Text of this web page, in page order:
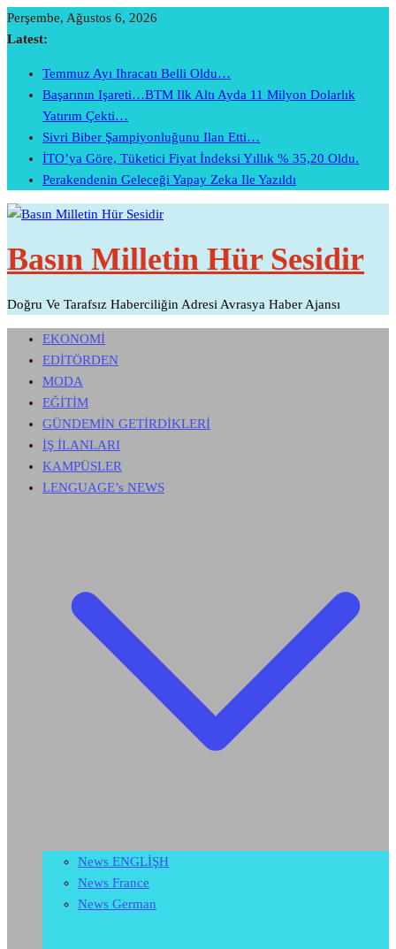
Skip
To
Perşembe, Ağustos 6, 2026
Latest:
Temmuz Ayı Ihracatı Belli Oldu…
Başarının Işareti…BTM Ilk Altı Ayda 11 Milyon Dolarlık
Yatırım Çekti…
Sivri Biber Şampiyonluğunu Ilan Etti…
İTO’ya Göre, Tüketici Fiyat İndeksi Yıllık % 35,20 Oldu.
Perakendenin Geleceği Yapay Zeka Ile Yazıldı
Basın Milletin Hür Sesidir
Doğru Ve Tarafsız Haberciliğin Adresi Avrasya Haber Ajansı
EKONOMİ
EDİTÖRDEN
MODA
EĞİTİM
GÜNDEMİN GETİRDİKLERİ
İŞ İLANLARI
KAMPÜSLER
LENGUAGE’s NEWS
News ENGLİŞH
News France
News German